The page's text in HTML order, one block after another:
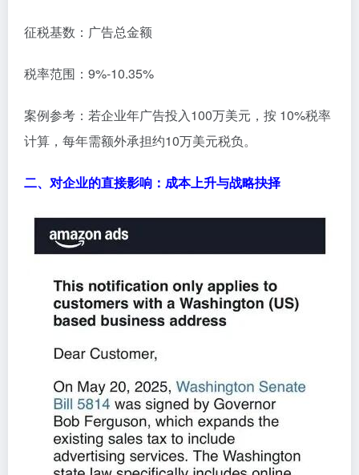
征税基数：广告总金额
税率范围：9%-10.35%
案例参考：若企业年广告投入100万美元，按 10%税率
计算，每年需额外承担约10万美元税负。
二、对企业的直接影响：成本上升与战略抉择